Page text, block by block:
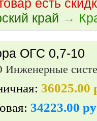
есть
край →
ОГС 0,7-10
36025.00
34223.00